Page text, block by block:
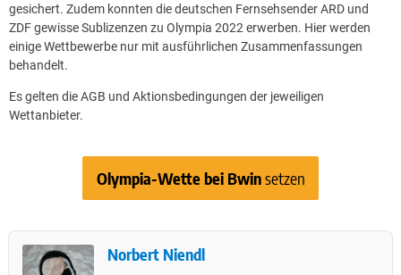
gesichert. Zudem konnten die deutschen Fernsehsender ARD und
ZDF gewisse Sublizenzen zu Olympia 2022 erwerben. Hier werden
einige Wettbewerbe nur mit ausführlichen Zusammenfassungen
behandelt.
Es gelten die AGB und Aktionsbedingungen der jeweiligen
Wettanbieter.
Olympia-Wette bei Bwinsetzen
Norbert Niendl